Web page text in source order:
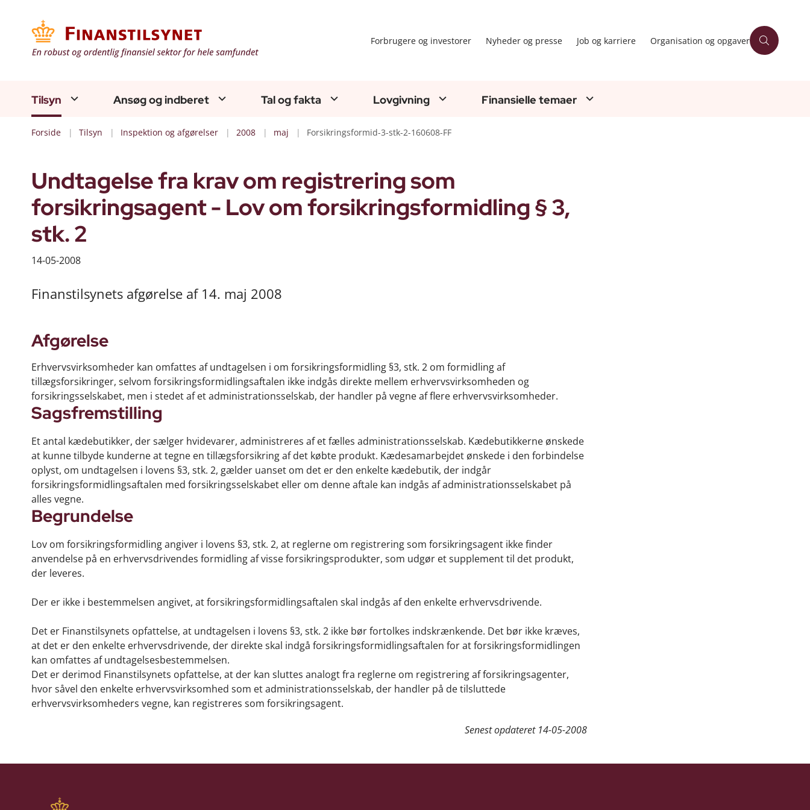
Forbrugere og investorer Nyheder og presse Job og karriere Organisation og opgaver
Tilsyn Ansøg og indberet Tal og fakta Lovgivning Finansielle temaer
Forside Tilsyn Inspektion og afgørelser 2008 maj Forsikringsformid-3-stk-2-160608-FF
Undtagelse fra krav om registrering som
forsikringsagent - Lov om forsikringsformidling § 3,
stk. 2
14-05-2008
Finanstilsynets afgørelse af 14. maj 2008
Afgørelse
Erhvervsvirksomheder kan omfattes af undtagelsen i om forsikringsformidling §3, stk. 2 om formidling af
tillægsforsikringer, selvom forsikringsformidlingsaftalen ikke indgås direkte mellem erhvervsvirksomheden og
forsikringsselskabet, men i stedet af et administrationsselskab, der handler på vegne af flere erhvervsvirksomheder.
Sagsfremstilling
Et antal kædebutikker, der sælger hvidevarer, administreres af et fælles administrationsselskab. Kædebutikkerne ønskede
at kunne tilbyde kunderne at tegne en tillægsforsikring af det købte produkt. Kædesamarbejdet ønskede i den forbindelse
oplyst, om undtagelsen i lovens §3, stk. 2, gælder uanset om det er den enkelte kædebutik, der indgår
forsikringsformidlingsaftalen med forsikringsselskabet eller om denne aftale kan indgås af administrationsselskabet på
alles vegne.
Begrundelse
Lov om forsikringsformidling angiver i lovens §3, stk. 2, at reglerne om registrering som forsikringsagent ikke finder
anvendelse på en erhvervsdrivendes formidling af visse forsikringsprodukter, som udgør et supplement til det produkt,
der leveres.
Der er ikke i bestemmelsen angivet, at forsikringsformidlingsaftalen skal indgås af den enkelte erhvervsdrivende.
Det er Finanstilsynets opfattelse, at undtagelsen i lovens §3, stk. 2 ikke bør fortolkes indskrænkende. Det bør ikke kræves,
at det er den enkelte erhvervsdrivende, der direkte skal indgå forsikringsformidlingsaftalen for at forsikringsformidlingen
kan omfattes af undtagelsesbestemmelsen.
Det er derimod Finanstilsynets opfattelse, at der kan sluttes analogt fra reglerne om registrering af forsikringsagenter,
hvor såvel den enkelte erhvervsvirksomhed som et administrationsselskab, der handler på de tilsluttede
erhvervsvirksomheders vegne, kan registreres som forsikringsagent.
Senest opdateret 14-05-2008